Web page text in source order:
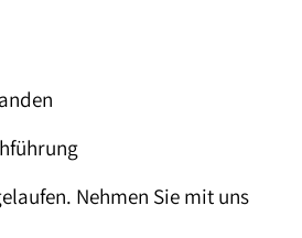
Nehmen Sie mit uns